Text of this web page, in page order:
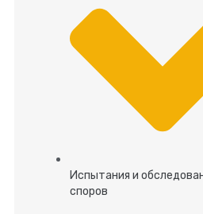
Испытания и
споров